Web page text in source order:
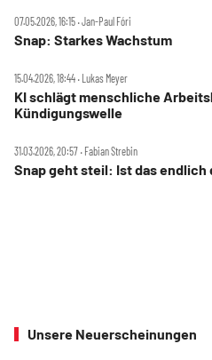
07.05.2026, 16:15 ‧ Jan-Paul Fóri
Snap: Starkes Wachstum
15.04.2026, 18:44 ‧ Lukas Meyer
KI schlägt menschliche
Kündigungswelle
31.03.2026, 20:57 ‧ Fabian Strebin
Snap geht steil: Ist das endlich
Unsere Neuerscheinungen